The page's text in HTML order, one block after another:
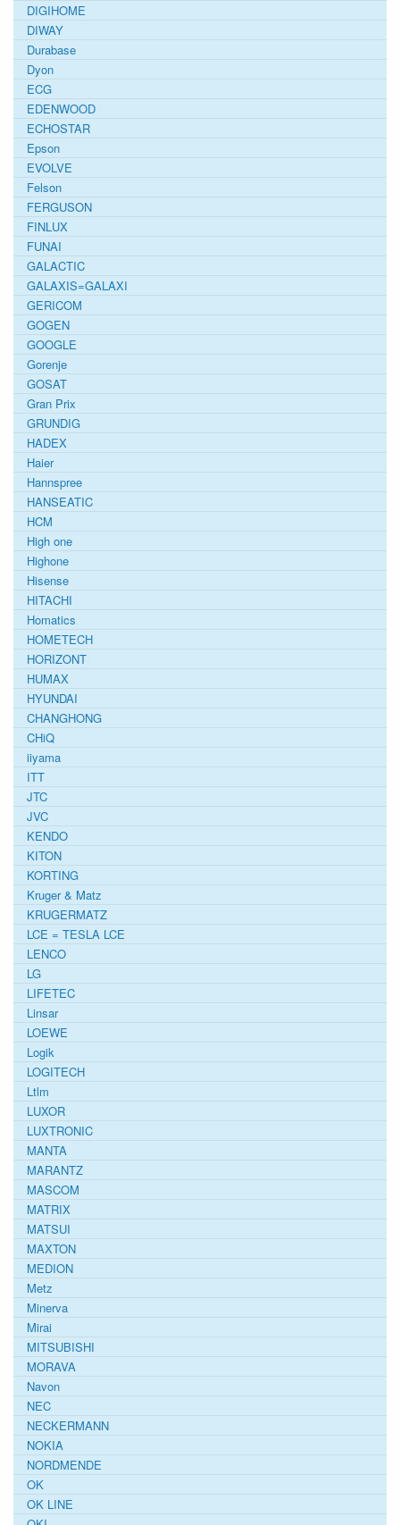
DIGIHOME
DIWAY
Durabase
Dyon
ECG
EDENWOOD
ECHOSTAR
Epson
EVOLVE
Felson
FERGUSON
FINLUX
FUNAI
GALACTIC
GALAXIS=GALAXI
GERICOM
GOGEN
GOOGLE
Gorenje
GOSAT
Gran Prix
GRUNDIG
HADEX
Haier
Hannspree
HANSEATIC
HCM
High one
Highone
Hisense
HITACHI
Homatics
HOMETECH
HORIZONT
HUMAX
HYUNDAI
CHANGHONG
CHiQ
iiyama
ITT
JTC
JVC
KENDO
KITON
KORTING
Kruger & Matz
KRUGERMATZ
LCE = TESLA LCE
LENCO
LG
LIFETEC
Linsar
LOEWE
Logik
LOGITECH
Ltlm
LUXOR
LUXTRONIC
MANTA
MARANTZ
MASCOM
MATRIX
MATSUI
MAXTON
MEDION
Metz
Minerva
Mirai
MITSUBISHI
MORAVA
Navon
NEC
NECKERMANN
NOKIA
NORDMENDE
OK
OK LINE